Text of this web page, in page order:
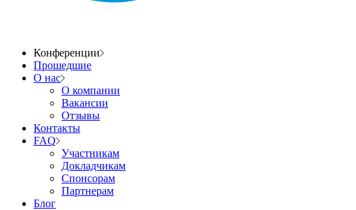
Конференции
Прошедшие
О нас
О компании
Вакансии
Отзывы
Контакты
FAQ
Участникам
Докладчикам
Спонсорам
Партнерам
Блог